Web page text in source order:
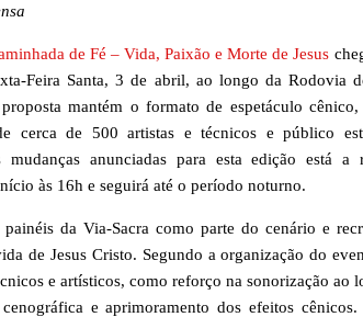
de Fé – Vida, Paixão e Morte de Jesus
Feira Santa, 3 de abril, ao longo da Rodovia
mantém o formato de espetáculo
cerca de 500 artistas e técnicos e público
mudanças anunciadas para esta edição está
às 16h e seguirá até o período noturno.
da Via-Sacra como parte do cenário e
de Jesus Cristo. Segundo a organização do
e artísticos, como reforço na sonorização ao
e aprimoramento dos efeitos